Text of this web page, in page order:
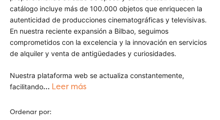
catálogo incluye más de 100.000 objetos que enriquecen la
autenticidad de producciones cinematográficas y televisivas.
En nuestra reciente expansión a Bilbao, seguimos
comprometidos con la excelencia y la innovación en servicios
de alquiler y venta de antigüedades y curiosidades.
Nuestra plataforma web se actualiza constantemente,
facilitando… Leer más
Ordenar por: